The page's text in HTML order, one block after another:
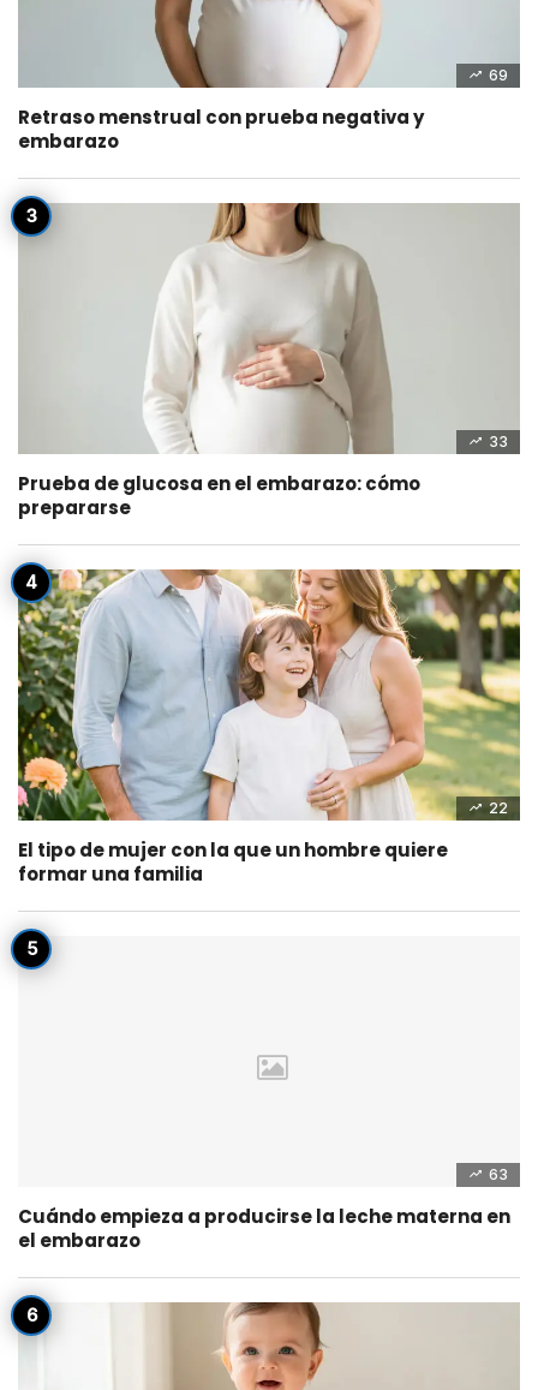
69
Retraso menstrual con prueba negativa y
embarazo
33
Prueba de glucosa en el embarazo: cómo
prepararse
22
El tipo de mujer con la que un hombre quiere
formar una familia
63
Cuándo empieza a producirse la leche materna en
el embarazo